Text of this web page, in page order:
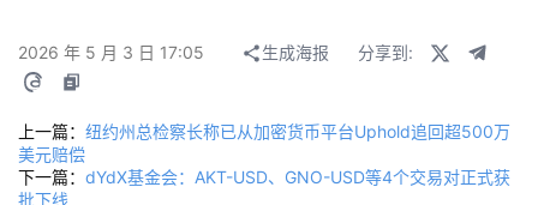
2026 年 5 月 3 日 17:05 生成海报 分享到:
上一篇： 纽约州总检察长称已从加密货币平台Uphold追回超500万
美元赔偿
下一篇： dYdX基金会：AKT-USD、GNO-USD等4个交易对正式获
批下线